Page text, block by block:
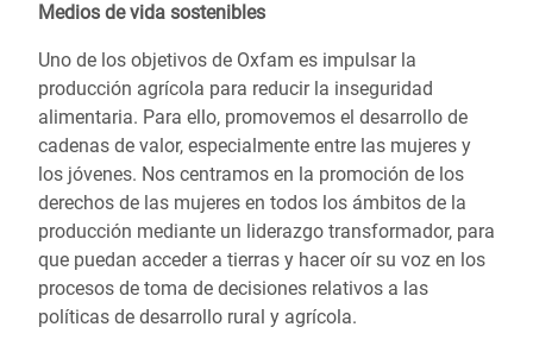
Medios de vida sostenibles
Uno de los objetivos de Oxfam es impulsar la
producción agrícola para reducir la inseguridad
alimentaria. Para ello, promovemos el desarrollo de
cadenas de valor, especialmente entre las mujeres y
los jóvenes. Nos centramos en la promoción de los
derechos de las mujeres en todos los ámbitos de la
producción mediante un liderazgo transformador, para
que puedan acceder a tierras y hacer oír su voz en los
procesos de toma de decisiones relativos a las
políticas de desarrollo rural y agrícola.